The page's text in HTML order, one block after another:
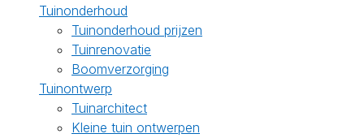
Tuinonderhoud
Tuinonderhoud prijzen
Tuinrenovatie
Boomverzorging
Tuinontwerp
Tuinarchitect
Kleine tuin ontwerpen